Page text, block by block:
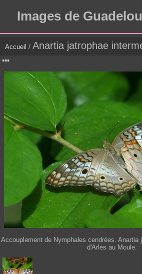
Images de
Accueil / Anartia jatrophae
Accouplement de Nymphales cendrées. Anartia
d'Arles au Moule.